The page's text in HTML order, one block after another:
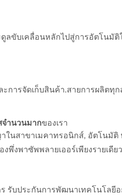
ลขับเคลื่อนหลักไปสู่การอัตโนมั
ารจัดเก็บสินค้า.สายการผลิตทุก
จำนวนมากของเรา
นสาขาเมคาทรอนิกส์, อัตโนมัติ
งพาซัพพลายเออร์เพียงรายเดีย
บประกันการพัฒนาเทคโนโลยีอ